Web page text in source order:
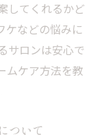
してくれるかど
ケなどの悩みに
サロンは安心で
ムケア方法を教
ついて